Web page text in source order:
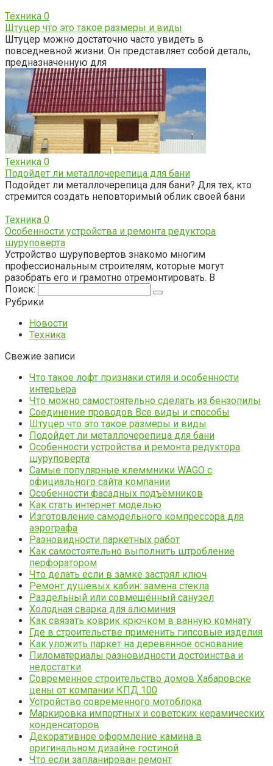
Техника 0
Штуцер что это такое размеры и виды
Штуцер можно достаточно часто увидеть в
повседневной жизни. Он представляет собой деталь,
предназначенную для
Техника 0
Подойдет ли металлочерепица для бани
Подойдет ли металлочерепица для бани? Для тех, кто
стремится создать неповторимый облик своей бани
Техника 0
Особенности устройства и ремонта редуктора
шуруповерта
Устройство шуруповертов знакомо многим
профессиональным строителям, которые могут
разобрать его и грамотно отремонтировать. В
Поиск:
Рубрики
Новости
Техника
Свежие записи
Что такое лофт признаки стиля и особенности
интерьера
Что можно самостоятельно сделать из бензопилы
Соединение проводов Все виды и способы
Штуцер что это такое размеры и виды
Подойдет ли металлочерепица для бани
Особенности устройства и ремонта редуктора
шуруповерта
Самые популярные клеммники WAGO с
официального сайта компании
Особенности фасадных подъёмников
Как стать интернет моделью
Изготовление самодельного компрессора для
аэрографа
Разновидности паркетных работ
Как самостоятельно выполнить штробление
перфоратором
Что делать если в замке застрял ключ
Ремонт душевых кабин: замена стекла
Раздельный или совмещённый санузел
Холодная сварка для алюминия
Как связать коврик крючком в ванную комнату
Где в строительстве применить гипсовые изделия
Как уложить паркет на деревянное основание
Пиломатериалы разновидности достоинства и
недостатки
Современное строительство домов Хабаровске
цены от компании КПД 100
Устройство современного мотоблока
Маркировка импортных и советских керамических
конденсаторов
Декоративное оформление камина в
оригинальном дизайне гостиной
Что если запланирован ремонт